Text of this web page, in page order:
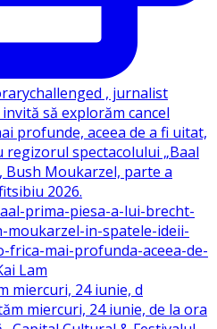
miercuri, 24 iunie, d